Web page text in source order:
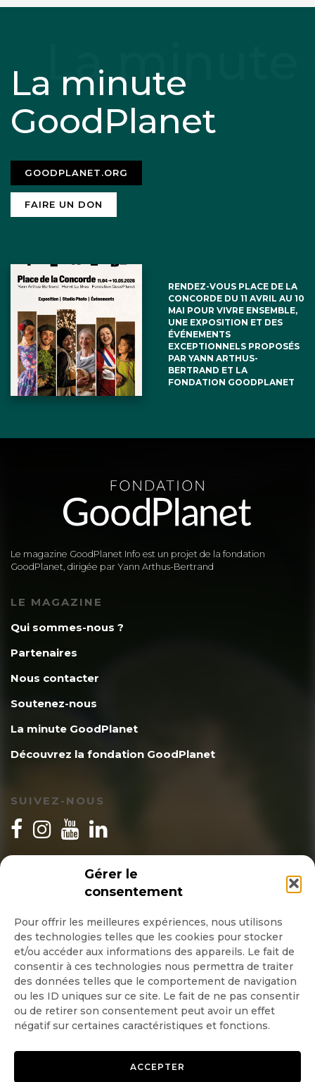
Gérer le
consentement
Pour offrir les meilleures expériences, nous utilisons
des technologies telles que les cookies pour stocker
et/ou accéder aux informations des appareils. Le fait de
consentir à ces technologies nous permettra de traiter
des données telles que le comportement de navigation
ou les ID uniques sur ce site. Le fait de ne pas consentir
ou de retirer son consentement peut avoir un effet
négatif sur certaines caractéristiques et fonctions.
ACCEPTER
La minute
GoodPlanet
GOODPLANET.ORG
FAIRE UN DON
RENDEZ-VOUS PLACE DE LA
CONCORDE DU 11 AVRIL AU 10
MAI POUR VIVRE ENSEMBLE,
UNE EXPOSITION ET DES
ÉVÉNEMENTS
EXCEPTIONNELS PROPOSÉS
PAR YANN ARTHUS-
BERTRAND ET LA
FONDATION GOODPLANET
Le magazine GoodPlanet Info est un projet de la fondation
GoodPlanet, dirigée par Yann Arthus-Bertrand
LE MAGAZINE
Qui sommes-nous ?
Partenaires
Nous contacter
Soutenez-nous
La minute GoodPlanet
Découvrez la fondation GoodPlanet
SUIVEZ-NOUS
INSCRIPTION NEWSLETTER
Quotidienne
Hebdo
OK